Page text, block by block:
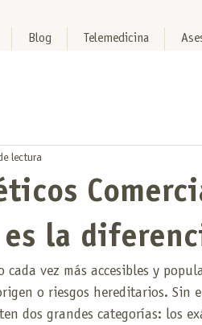
Blog Telemedicina
es la
lectura
vez más accesibles y
o riesgos hereditarios. Sin
dos grandes categorías: los